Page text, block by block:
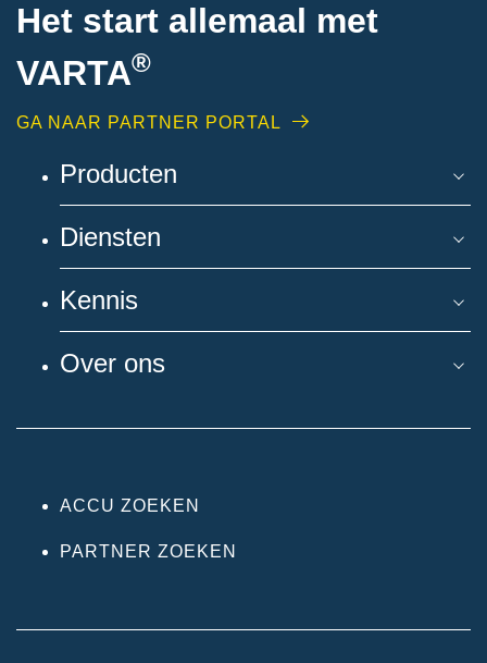
Het start allemaal met
VARTA®
GA NAAR PARTNER PORTAL
Producten
Diensten
Kennis
Over ons
ACCU ZOEKEN
PARTNER ZOEKEN